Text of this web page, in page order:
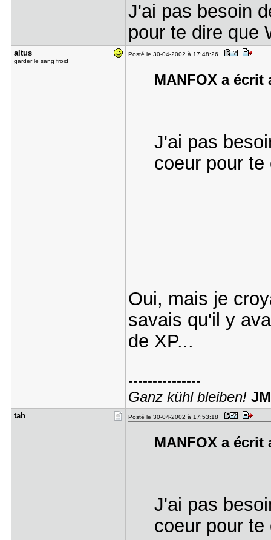
J'ai pas besoin
pour te dire que
altus
garder le sang froid
Posté le 30-04-2002 à 17:48:26
MANFOX a
J'ai pas
coeur pour
Oui, mais je
savais qu'il y
de XP...
---------------
Ganz kühl bleiben!
tah Posté le 30-04-2002 à 17:53:18
MANFOX a
J'ai pas
coeur pour